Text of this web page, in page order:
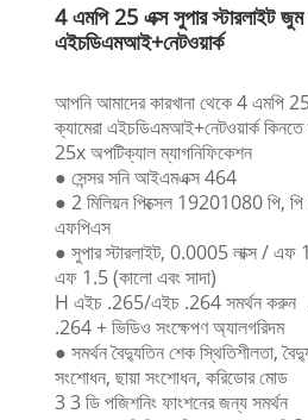
4 এমপি 25 এক্স সুপার স্টারলাইট জুম
এইচডিএমআই+নেটওয়ার্ক
আপনি আমাদের কারখানা থেকে 4 এমপি
ক্যামেরা এইচডিএমআই+নেটওয়ার্ক
25x অপটিক্যাল ম্যাগনিফিকেশন
● সেন্সর সনি আইএমএক্স 464
● 2 মিলিয়ন পিক্সেল 19201080 পি,
এফপিএস
● সুপার স্টারলাইট, 0.0005 লাক্স /
এফ 1.5 (কালো এবং সাদা)
H এইচ .265/এইচ .264 সমর্থন
.264 + ভিডিও সংক্ষেপণ অ্যালগরিদম
● সমর্থন বৈদ্যুতিন শেক স্থিতিশীলতা,
সংশোধন, ছায়া সংশোধন, করিডোর মোড
3 3 ডি পজিশনিং ফাংশনের জন্য সমর্থন